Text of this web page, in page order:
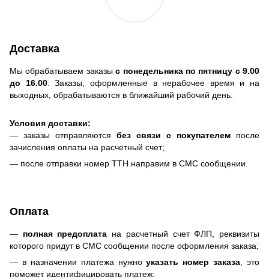
Доставка
Мы обрабатываем заказыс понедельника по пятницу с 9.00
до 16.00. Заказы, оформленные в нерабочее время и на
выходных, обрабатываются в ближайший рабочий день.
Условия доставки:
— заказы отправляются без связи с покупателем после
зачисления оплаты на расчетный счет;
— после отправки номер ТТН направим в СМС сообщении.
Оплата
— полная предоплата на расчетный счет ФЛП, реквизиты
которого придут в СМС сообщении после оформления заказа;
— в назначении платежа нужноуказать номер заказа, это
поможет идентифицировать платеж;